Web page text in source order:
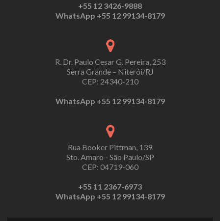
+55 12 3426-9888
WhatsApp +55 12 99134-8179
R. Dr. Paulo Cesar G. Pereira, 253
Serra Grande – Niterói/RJ
CEP: 24340-210
WhatsApp +55 12 99134-8179
Rua Booker Pittman, 139
Sto. Amaro - São Paulo/SP
CEP: 04719-060
+55 11 2367-6973
WhatsApp +55 12 99134-8179